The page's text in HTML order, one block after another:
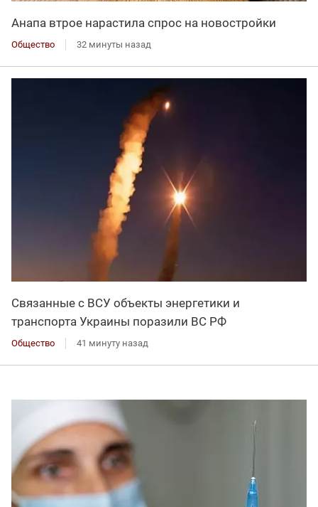
Анапа втрое нарастила спрос на новостройки
Общество 32 минуты назад
Связанные с ВСУ объекты энергетики и
транспорта Украины поразили ВС РФ
Общество 41 минуту назад